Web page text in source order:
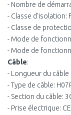
- Nombre de
- Classe d'isolation:
- Classe de
- Mode de
- Mode de
Câble:
- Longueur du
- Type de câble:
- Section du câble:
- Prise électrique: